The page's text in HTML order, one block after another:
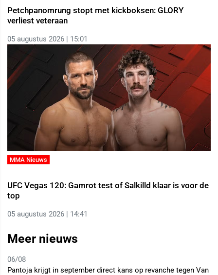
Petchpanomrung stopt met kickboksen: GLORY
verliest veteraan
05 augustus 2026 | 15:01
MMA Nieuws
UFC Vegas 120: Gamrot test of Salkilld klaar is voor de
top
05 augustus 2026 | 14:41
Meer nieuws
06/08
Pantoja krijgt in september direct kans op revanche tegen Van